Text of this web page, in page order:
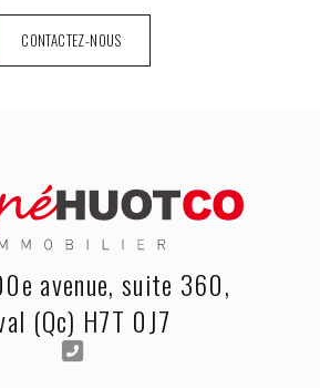
CONTACTEZ-NOUS
avenue, suite 360,
(Qc) H7T 0J7